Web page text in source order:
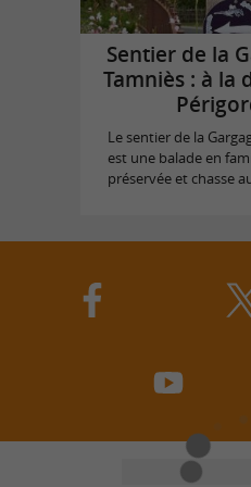
Sentier de la
Tamniès : à la
Le sentier de la
est une balade en
préservée et chasse